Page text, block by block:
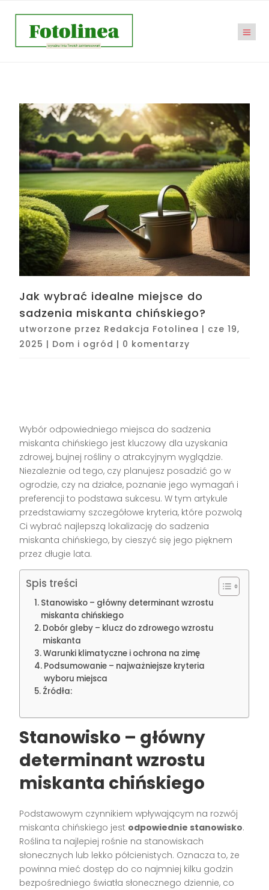
Jak wybrać idealne miejsce do
sadzenia miskanta chińskiego?
utworzone przez Redakcja Fotolinea | cze 19,
2025 | Dom i ogród | 0 komentarzy
Wybór odpowiedniego miejsca do sadzenia
miskanta chińskiego jest kluczowy dla uzyskania
zdrowej, bujnej rośliny o atrakcyjnym wyglądzie.
Niezależnie od tego, czy planujesz posadzić go w
ogrodzie, czy na działce, poznanie jego wymagań i
preferencji to podstawa sukcesu. W tym artykule
przedstawiamy szczegółowe kryteria, które pozwolą
Ci wybrać najlepszą lokalizację do sadzenia
miskanta chińskiego, by cieszyć się jego pięknem
przez długie lata.
Spis treści
Stanowisko – główny determinant wzrostu
miskanta chińskiego
Dobór gleby – klucz do zdrowego wzrostu
miskanta
Warunki klimatyczne i ochrona na zimę
Podsumowanie – najważniejsze kryteria
wyboru miejsca
Źródła:
Stanowisko – główny
determinant wzrostu
miskanta chińskiego
Podstawowym czynnikiem wpływającym na rozwój
miskanta chińskiego jest odpowiednie stanowisko.
Roślina ta najlepiej rośnie na stanowiskach
słonecznych lub lekko półcienistych. Oznacza to, że
powinna mieć dostęp do co najmniej kilku godzin
bezpośredniego światła słonecznego dziennie, co